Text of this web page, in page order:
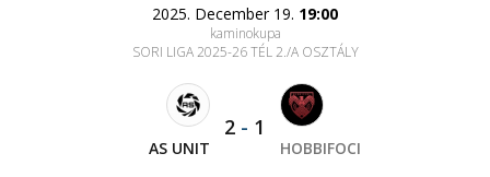
2025. December 19. 19:00
kaminokupa
SORI LIGA 2025-26 TÉL 2./A OSZTÁLY
AS UNIT
2 - 1
HOBBIFOCI